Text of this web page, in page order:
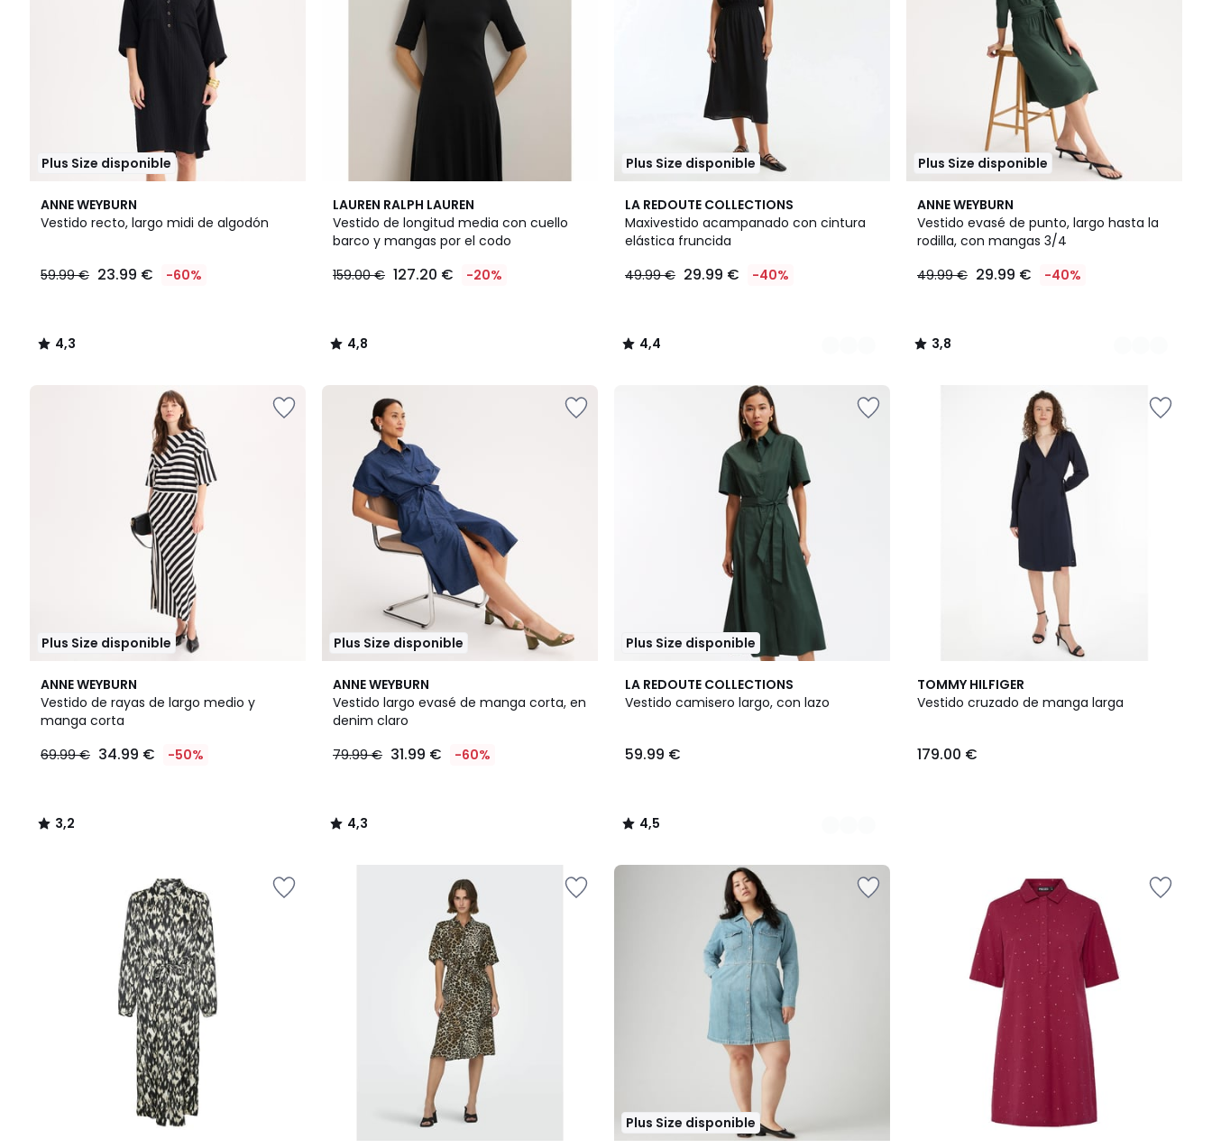
Plus Size disponible
ANNE WEYBURN
Vestido recto, largo midi de algodón
59.99 € 23.99 € -60%
4,3
/ 5
4,3
/
LAUREN RALPH LAUREN
Vestido de longitud media con cuello
barco y mangas por el codo
159.00 € 127.20 € -20%
4,8
/ 5
4,8
/
Plus Size disponible
LA REDOUTE COLLECTIONS
Maxivestido acampanado con cintura
elástica fruncida
49.99 € 29.99 € -40%
4,4
/ 5
2
Colores
4,4
/
Plus Size disponible
ANNE WEYBURN
Vestido evasé de punto, largo hasta la
rodilla, con mangas 3/4
49.99 € 29.99 € -40%
3,8
/ 5
2
Colores
3,8
/
Plus Size disponible
ANNE WEYBURN
Vestido de rayas de largo medio y
manga corta
69.99 € 34.99 € -50%
3,2
/ 5
3,2
/
Plus Size disponible
ANNE WEYBURN
Vestido largo evasé de manga corta, en
denim claro
79.99 € 31.99 € -60%
4,3
/ 5
4,3
/
Plus Size disponible
LA REDOUTE COLLECTIONS
Vestido camisero largo, con lazo
59.99 €
4,5
/ 5
2
Colores
4,5
/
TOMMY HILFIGER
Vestido cruzado de manga larga
179.00 €
Plus Size disponible